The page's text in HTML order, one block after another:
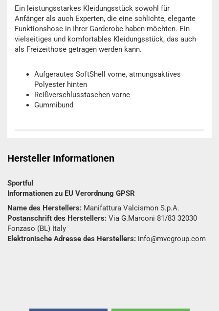
Ein leistungsstarkes Kleidungsstück sowohl für
Anfänger als auch Experten, die eine schlichte, elegante
Funktionshose in Ihrer Garderobe haben möchten. Ein
vielseitiges und komfortables Kleidungsstück, das auch
als Freizeithose getragen werden kann.
Aufgerautes SoftShell vorne, atmungsaktives
Polyester hinten
Reißverschlusstaschen vorne
Gummibund
Hersteller Informationen
Sportful
Informationen zu EU Verordnung GPSR
Name des Herstellers: Manifattura Valcismon S.p.A.
Postanschrift des Herstellers: Via G.Marconi 81/83 32030
Fonzaso (BL) Italy
Elektronische Adresse des Herstellers: info@mvcgroup.com